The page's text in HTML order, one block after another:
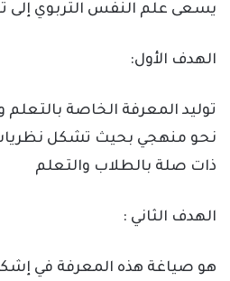
يسعى علم النفس التربوي
الهدف الأول:
توليد المعرفة الخاصة
نحو منهجي بحيث تشكل
ذات صلة بالطلاب والتعلم
الهدف الثاني :
هو صياغة هذه المعرفة في